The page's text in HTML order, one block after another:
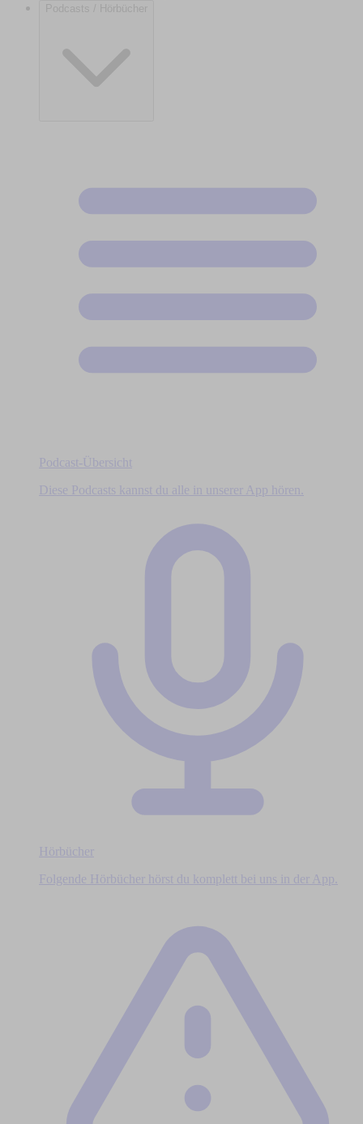
Podcasts / Hörbücher
Podcast-Übersicht
Diese Podcasts kannst du alle in unserer App hören.
Hörbücher
Folgende Hörbücher hörst du komplett bei uns in der App.